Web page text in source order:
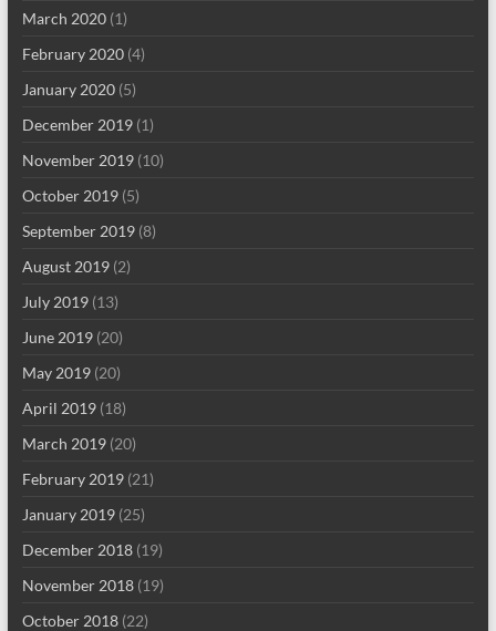
March 2020(1)
February 2020(4)
January 2020(5)
December 2019(1)
November 2019(10)
October 2019(5)
September 2019(8)
August 2019(2)
July 2019(13)
June 2019(20)
May 2019(20)
April 2019(18)
March 2019(20)
February 2019(21)
January 2019(25)
December 2018(19)
November 2018(19)
October 2018(22)